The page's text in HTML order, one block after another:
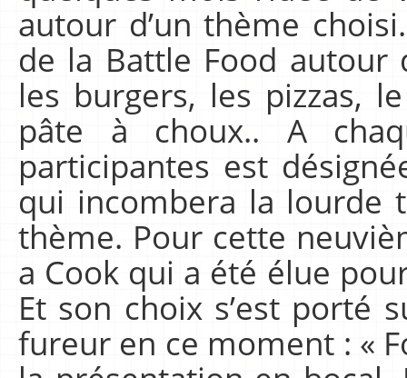
autour d’un thème
de la Battle Food autour
les burgers, les pizzas,
pâte à choux.. A
participantes est
qui incombera la lourde
thème. Pour cette
a Cook qui a été élue
Et son choix s’est porté
fureur en ce moment : «